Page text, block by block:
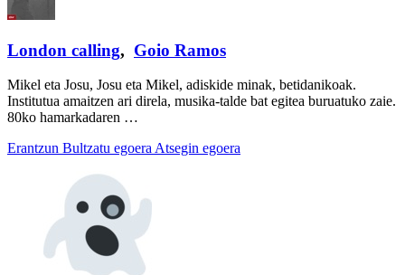
London calling, Goio Ramos
Mikel eta Josu, Josu eta Mikel, adiskide minak, betidanikoak.
Institutua amaitzen ari direla, musika-talde bat egitea buruatuko zaie.
80ko hamarkadaren …
Erantzun Bultzatu egoera Atsegin egoera